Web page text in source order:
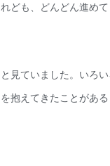
ども、どんどん進め
見ていました。いろ
抱えてきたことがあ